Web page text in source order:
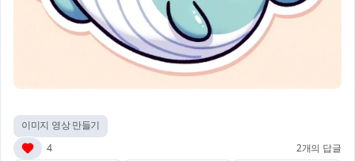
이미지 영상 만들기
4
2개의 답글